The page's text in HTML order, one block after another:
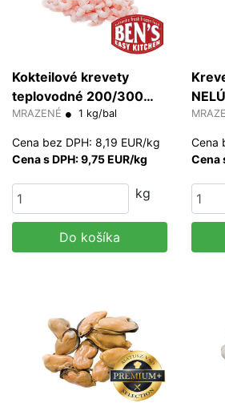
Kokteilové krevety
teplovodné 200/300
20% glazúra
MRAZENÉ 1 kg/bal
Cena bez DPH: 8,19 EUR/kg
Cena s DPH: 9,75 EUR/kg
kg
Do košíka
Cena
Cena